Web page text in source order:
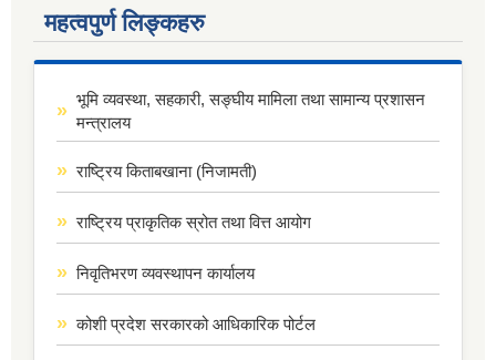
महत्वपुर्ण लिङ्कहरु
भूमि व्यवस्था, सहकारी, सङ्घीय मामिला तथा सामान्य प्रशासन
मन्त्रालय
राष्ट्रिय किताबखाना (निजामती)
राष्ट्रिय प्राकृतिक स्रोत तथा वित्त आयोग
निवृतिभरण व्यवस्थापन कार्यालय
कोशी प्रदेश सरकारको आधिकारिक पोर्टल